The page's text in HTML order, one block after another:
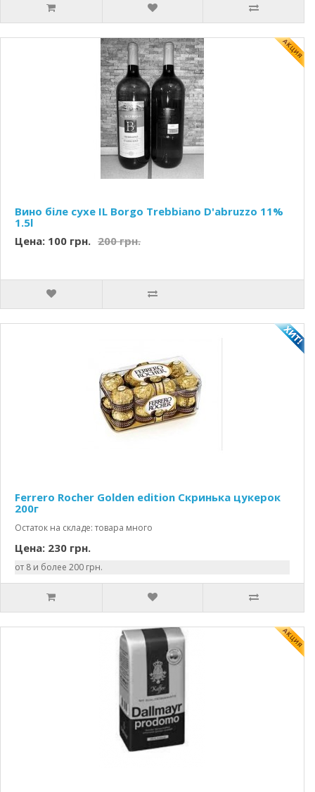
Вино біле сухе IL Borgo Trebbiano D'abruzzo 11%
1.5l
Цена: 100 грн. 200 грн.
Ferrero Rocher Golden edition Скринька цукерок
200г
Остаток на складе: товара много
Цена: 230 грн.
от 8 и более 200 грн.